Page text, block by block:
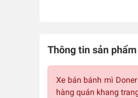
Thông tin sản phẩm
Xe bán bánh mì
hàng quán khang